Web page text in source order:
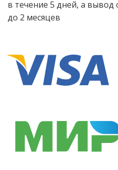
в течение 5 дней, а
до 2 месяцев